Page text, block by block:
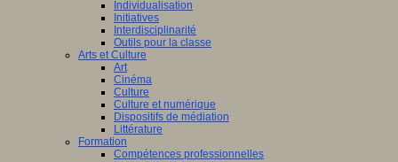
Individualisation
Initiatives
Interdisciplinarité
Outils pour la classe
Arts et Culture
Art
Cinéma
Culture
Culture et numérique
Dispositifs de médiation
Littérature
Formation
Compétences professionnelles